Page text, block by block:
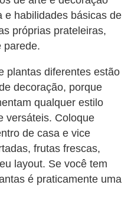
e habilidades básicas de
próprias prateleiras,
parede.
plantas diferentes estão
decoração, porque
qualquer estilo
versáteis. Coloque
de casa e vice
frutas frescas,
layout. Se você tem
é praticamente uma